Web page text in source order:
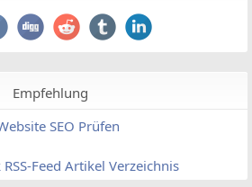
Empfehlung